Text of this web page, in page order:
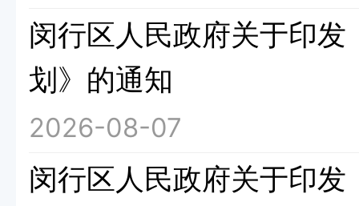
闵行区人民政府关于印发
划》的通知
2026-08-07
闵行区人民政府关于印发